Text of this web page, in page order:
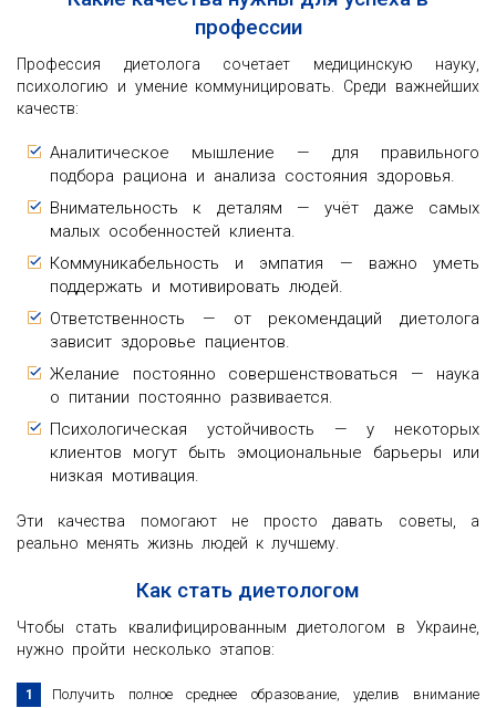
профессии
Профессия диетолога сочетает медицинскую науку,
психологию и умение коммуницировать. Среди важнейших
качеств:
Аналитическое мышление — для правильного
подбора рациона и анализа состояния здоровья.
Внимательность к деталям — учёт даже самых
малых особенностей клиента.
Коммуникабельность и эмпатия — важно уметь
поддержать и мотивировать людей.
Ответственность — от рекомендаций диетолога
зависит здоровье пациентов.
Желание постоянно совершенствоваться — наука
о питании постоянно развивается.
Психологическая устойчивость — у некоторых
клиентов могут быть эмоциональные барьеры или
низкая мотивация.
Эти качества помогают не просто давать советы, а
реально менять жизнь людей к лучшему.
Как стать диетологом
Чтобы стать квалифицированным диетологом в Украине,
нужно пройти несколько этапов:
Получить полное среднее образование, уделив внимание